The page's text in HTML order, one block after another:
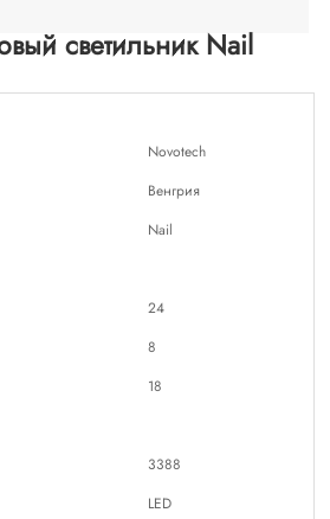
светильник Nail
Novotech
Венгрия
Nail
24
8
18
3388
LED